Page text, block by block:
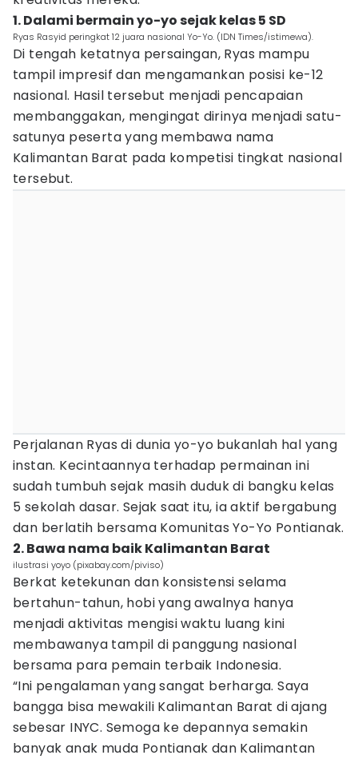
1. Dalami bermain yo-yo sejak kelas 5 SD
Ryas Rasyid peringkat 12 juara nasional Yo-Yo. (IDN Times/istimewa).
Di tengah ketatnya persaingan, Ryas mampu
tampil impresif dan mengamankan posisi ke-12
nasional. Hasil tersebut menjadi pencapaian
membanggakan, mengingat dirinya menjadi satu-
satunya peserta yang membawa nama
Kalimantan Barat pada kompetisi tingkat nasional
tersebut.
Perjalanan Ryas di dunia yo-yo bukanlah hal yang
instan. Kecintaannya terhadap permainan ini
sudah tumbuh sejak masih duduk di bangku kelas
5 sekolah dasar. Sejak saat itu, ia aktif bergabung
dan berlatih bersama Komunitas Yo-Yo Pontianak.
2. Bawa nama baik Kalimantan Barat
ilustrasi yoyo (pixabay.com/piviso)
Berkat ketekunan dan konsistensi selama
bertahun-tahun, hobi yang awalnya hanya
menjadi aktivitas mengisi waktu luang kini
membawanya tampil di panggung nasional
bersama para pemain terbaik Indonesia.
“Ini pengalaman yang sangat berharga. Saya
bangga bisa mewakili Kalimantan Barat di ajang
sebesar INYC. Semoga ke depannya semakin
banyak anak muda Pontianak dan Kalimantan